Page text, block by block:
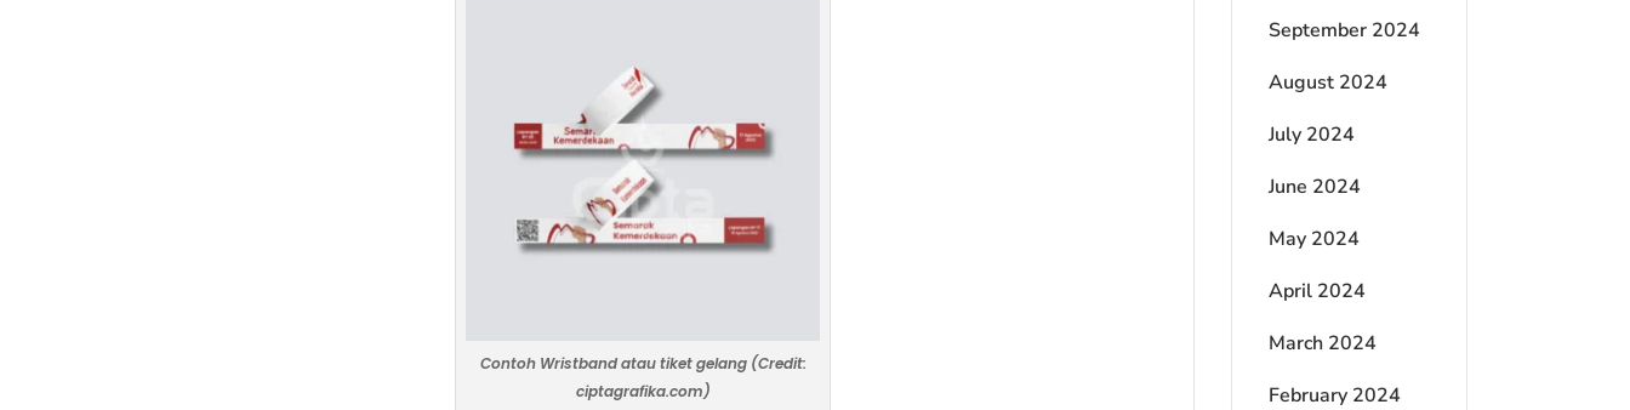
Contoh Wristband atau tiket gelang (Credit:
ciptagrafika.com)
September 2024
August 2024
July 2024
June 2024
May 2024
April 2024
March 2024
February 2024